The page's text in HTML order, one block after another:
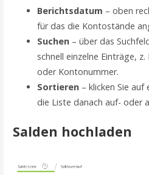
Berichtsdatum – oben
für das die Kontostände
Suchen– über das
schnell einzelne Einträge,
oder Kontonummer.
Sortieren– klicken Sie auf
die Liste danach auf- oder
Salden hochladen